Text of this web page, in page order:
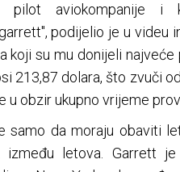
pilot aviokompanije i
podijelio je u videu
koji su mu donijeli
213,87 dolara, što zvuči
u obzir ukupno vrijeme
samo da moraju obaviti
između letova. Garrett